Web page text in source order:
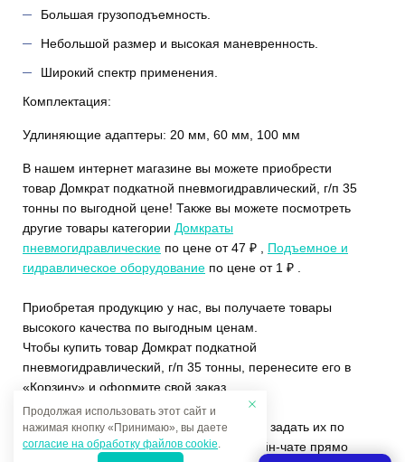
Большая грузоподъемность.
Небольшой размер и высокая маневренность.
Широкий спектр применения.
Комплектация:
Удлиняющие адаптеры: 20 мм, 60 мм, 100 мм
В нашем интернет магазине вы можете приобрести
товар Домкрат подкатной пневмогидравлический, г/п 35
тонны по выгодной цене! Также вы можете посмотреть
другие товары категории Домкраты
пневмогидравлические по цене от 47 ₽ , Подъемное и
гидравлическое оборудование по цене от 1 ₽ .
Приобретая продукцию у нас, вы получаете товары
высокого качества по выгодным ценам.
Чтобы купить товар Домкрат подкатной
пневмогидравлический, г/п 35 тонны, перенесите его в
«Корзину» и оформите свой заказ.
Если у вас остались вопросы, вы можете задать их по
телефону+7 (4822)65-69-46или в онлайн-чате прямо
Продолжая использовать этот сайт и
нажимая кнопку «Принимаю», вы даете
согласие на обработку файлов cookie.